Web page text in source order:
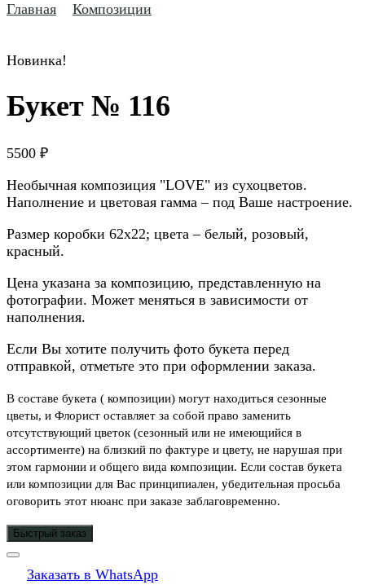
Главная Композиции
Новинка!
Букет № 116
5500 ₽
Необычная композиция "LOVE" из сухоцветов.
Наполнение и цветовая гамма – под Ваше настроение.
Размер коробки 62х22; цвета – белый, розовый,
красный.
Цена указана за композицию, представленную на
фотографии. Может меняться в зависимости от
наполнения.
Если Вы хотите получить фото букета перед
отправкой, отметьте это при оформлении заказа.
В составе букета ( композиции) могут находиться сезонные
цветы, и Флорист оставляет за собой право заменить
отсутствующий цветок (сезонный или не имеющийся в
ассортименте) на близкий по фактуре и цвету, не нарушая при
этом гармонии и общего вида композиции. Если состав букета
или композиции для Вас принципиален, убедительная просьба
оговорить этот нюанс при заказе заблаговременно.
Быстрый заказ
Заказать в WhatsApp